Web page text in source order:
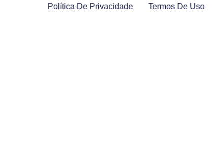
Política De Privacidade Termos De Uso